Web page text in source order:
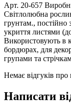
Арт. 20-657
Світлолюбна
грунтам.,
укриття листями
Використовують в
бордюрах, для
групами та
Немає відгуків про
Написати